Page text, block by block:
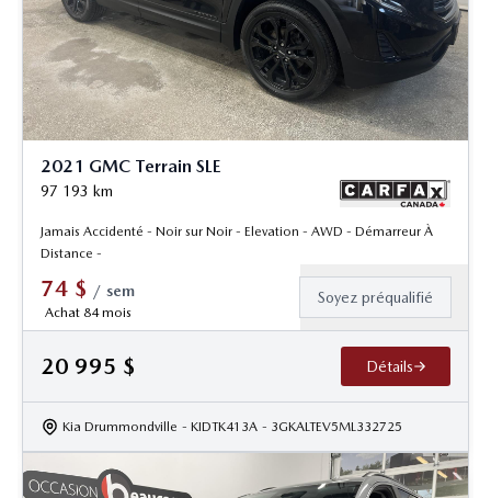
2021 GMC Terrain SLE
97 193 km
Jamais Accidenté - Noir sur Noir - Elevation - AWD - Démarreur À
Distance -
74 $ / sem
Achat 84 mois
Soyez préqualifié
20 995 $ Détails
Kia Drummondville - KIDTK413A - 3GKALTEV5ML332725